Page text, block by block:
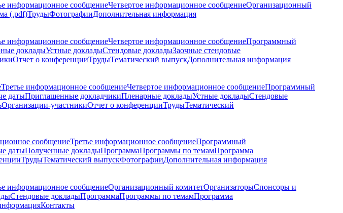
информационное сообщениеЧетвертое информационное сообщениеОрганизационный
(.pdf)ТрудыФотографииДополнительная информация
информационное сообщениеЧетвертое информационное сообщениеПрограммный
докладыУстные докладыСтендовые докладыЗаочные стендовые
Отчет о конференцииТрудыТематический выпускДополнительная информация
Третье информационное сообщениеЧетвертое информационное сообщениеПрограммный
датыПриглашенные докладчикиПленарные докладыУстные докладыСтендовые
Организации-участникиОтчет о конференцииТрудыТематический
сообщениеТретье информационное сообщениеПрограммный
датыПолученные докладыПрограммаПрограммы по темамПрограмма
ТрудыТематический выпускФотографииДополнительная информация
информационное сообщениеОрганизационный комитетОрганизаторыСпонсоры и
Стендовые докладыПрограммаПрограммы по темамПрограмма
Контакты